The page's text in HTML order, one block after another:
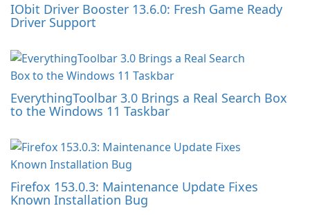
IObit Driver Booster 13.6.0: Fresh Game Ready
Driver Support
EverythingToolbar 3.0 Brings a Real Search Box
to the Windows 11 Taskbar
Firefox 153.0.3: Maintenance Update Fixes
Known Installation Bug